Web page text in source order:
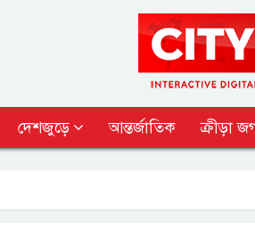
দেশজুড়ে আন্তর্জাতিক ক্রীড়া